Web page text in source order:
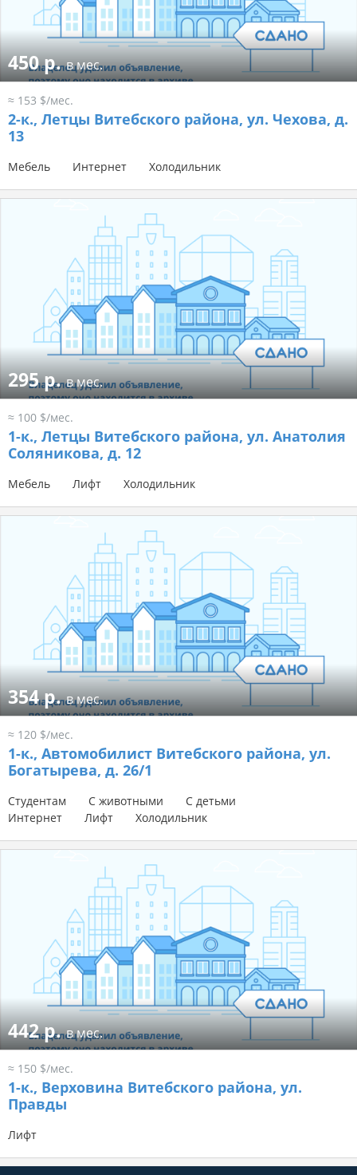
450 р.в мес.
≈ 153 $/мес.
2-к., Летцы Витебского района, ул. Чехова, д.
13
Мебель Интернет Холодильник
295 р.в мес.
≈ 100 $/мес.
1-к., Летцы Витебского района, ул. Анатолия
Соляникова, д. 12
Мебель Лифт Холодильник
354 р.в мес.
≈ 120 $/мес.
1-к., Автомобилист Витебского района, ул.
Богатырева, д. 26/1
Студентам С животными
С детьми
Интернет
Лифт Холодильник
442 р.в мес.
≈ 150 $/мес.
1-к., Верховина Витебского района, ул.
Правды
Лифт